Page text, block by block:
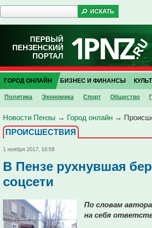
ПЕРВЫЙ
ПЕНЗЕНСКИЙ
ПОРТАЛ
ГОРОД ОНЛАЙН
Политика Экономика Спорт Общество
БИЗНЕС И ФИНАНСЫ
Новости Пензы → Город онлайн →
ПРОИCШЕСТВИЯ
1 ноября 2017, 16:58
В Пензе рухнувшая
соцсети
По словам
на себя